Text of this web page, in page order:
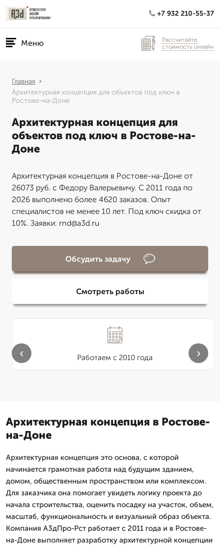
+7 932 210-55-37
Меню
Рассчитайте
стоимость онлайн
Главная
Архитектурная концепция для объектов под ключ в
Ростове-на-Доне
Архитектурная концепция для
объектов под ключ в Ростове-на-
Доне
Архитектурная концепция в Ростове-на-Доне от
26073 руб. с Федору Валерьевичу. С 2011 года по
2026 выполнено более 4620 заказов. Опыт
специалистов не менее 10 лет. Под ключ скидка от
10%. Заявки: rnd@a3d.ru
Обсудить задачу
Смотреть работы
Работаем с 2010 года
‹ ›
Архитектурная концепция в Ростове-
на-Доне
Архитектурная концепция это основа, с которой
начинается грамотная работа над будущим зданием,
домом, общественным пространством или комплексом.
Для заказчика она помогает увидеть логику проекта до
начала строительства, оценить посадку на участок, объем,
масштаб, функциональность и визуальный образ объекта.
Компания А3дПро-Рст работает с 2011 года и в Ростове-
на-Доне выполняет разработку архитектурной концепции